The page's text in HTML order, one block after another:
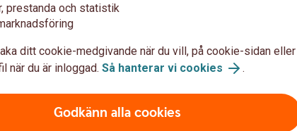
av allmän pension
arbetat eller bott i Sverige. De
premiepension (PPM) och
Läs mer om allmän pension.
prestanda och statistik
ditt cookie-medgivande när du vill, på cookie-sidan eller
när du är inloggad. Så hanterar vi cookies .
Godkänn alla cookies